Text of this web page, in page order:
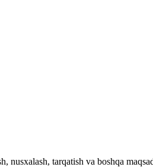
nusxalash, tarqatish va boshqa